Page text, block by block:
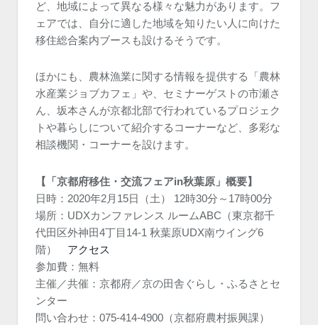
ど、地域によって異なる様々な魅力があります。フ
ェアでは、自分に適した地域を知りたい人に向けた
移住総合案内ブースも設けるそうです。
ほかにも、農林漁業に関する情報を提供する「農林
水産業ジョブカフェ」や、セミナーゲストの市瀬さ
ん、坂本さんが京都北部で行われているプロジェク
トや暮らしについて紹介するコーナーなど、多彩な
相談機関・コーナーを設けます。
【「京都府移住・交流フェアin秋葉原」概要】
日時：2020年2月15日（土） 12時30分～17時00分
場所：UDXカンファレンス ルームABC（東京都千
代田区外神田4丁目14-1 秋葉原UDX南ウイング6
階） アクセス
参加費：無料
主催／共催：京都府／京の田舎ぐらし・ふるさとセ
ンター
問い合わせ：075-414-4900（京都府農村振興課）